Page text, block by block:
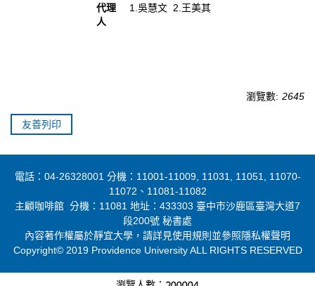
代理
人
1.吳慧文 2.王美其
瀏覽數: 2645
友善列印
電話：04-26328001 分機：11001-11009, 11031, 11051, 11070-
11072、11081-11082
主顧咖啡館 分機：11081 地址：433303 臺中市沙鹿區臺灣大道7
段200號 秘書處
內容著作權屬於靜宜大學，請詳見使用規則並參照隱私權聲明
Copyright© 2019 Providence University ALL RIGHTS RESERVED